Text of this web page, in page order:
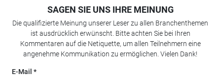
SAGEN SIE UNS IHRE MEINUNG
Die qualifizierte Meinung unserer Leser zu allen Branchenthemen
ist ausdrücklich erwünscht. Bitte achten Sie bei Ihren
Kommentaren auf die Netiquette, um allen Teilnehmern eine
angenehme Kommunikation zu ermöglichen. Vielen Dank!
E-Mail